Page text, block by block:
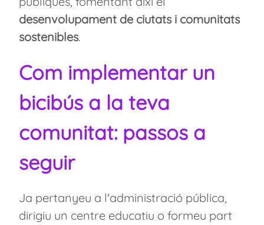
desenvolupament de ciutats i comunitats
sostenibles.
Com implementar un
bicibús a la teva
comunitat: passos a
seguir
Ja pertanyeu a l'administració pública,
dirigiu un centre educatiu o formeu part